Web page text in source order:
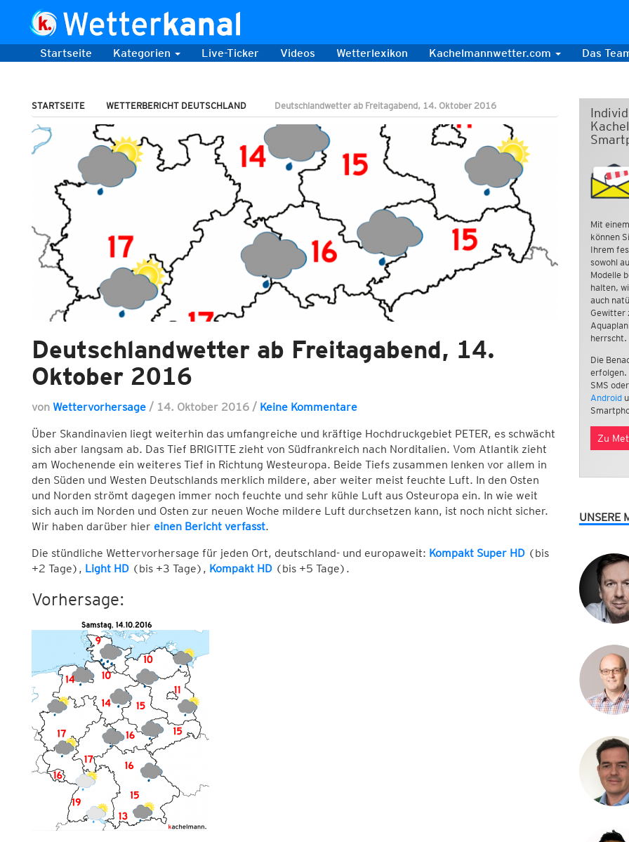
Startseite Kategorien Live-Ticker Videos Wetterlexikon Kachelmannwetter.com Das
STARTSEITE WETTERBERICHT DEUTSCHLAND Deutschlandwetter ab Freitagabend, 14. Oktober 2016
Deutschlandwetter ab Freitagabend, 14.
Oktober 2016
von Wettervorhersage / 14. Oktober 2016 / Keine Kommentare
Über Skandinavien liegt weiterhin das umfangreiche und kräftige Hochdruckgebiet PETER, es schwächt
sich aber langsam ab. Das Tief BRIGITTE zieht von Südfrankreich nach Norditalien. Vom Atlantik zieht
am Wochenende ein weiteres Tief in Richtung Westeuropa. Beide Tiefs zusammen lenken vor allem in
den Süden und Westen Deutschlands merklich mildere, aber weiter meist feuchte Luft. In den Osten
und Norden strömt dagegen immer noch feuchte und sehr kühle Luft aus Osteuropa ein. In wie weit
sich auch im Norden und Osten zur neuen Woche mildere Luft durchsetzen kann, ist noch nicht sicher.
Wir haben darüber hier einen Bericht verfasst.
Die stündliche Wettervorhersage für jeden Ort, deutschland- und europaweit: Kompakt Super HD(bis
+2 Tage), Light HD(bis +3 Tage), Kompakt HD(bis +5 Tage).
Vorhersage:
Mit
können
Ihrem
sowohl
Modelle
halten,
auch
Gewitter
herrscht.
Die
erfolgen.
SMS
Android
Zu
UNSERE